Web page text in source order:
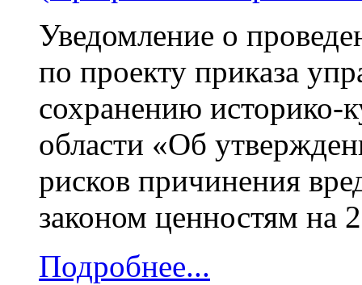
Уведомление о
по проекту приказа
сохранению историко-
области «Об
рисков причинения
законом ценностям на
Подробнее...